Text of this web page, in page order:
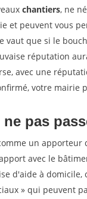
chantiers, ne
et peuvent vous
vaut que si le
réputation
avec une
votre mairie
pas
un apporteur
avec le
d'aide à domicile,
» qui peuvent